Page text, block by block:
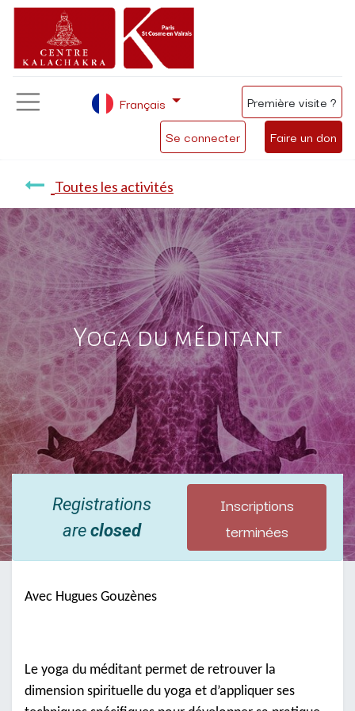
Se connecter Faire un don
Français Première visite ?
Toutes les activités
Yoga du méditant
Registrations
areclosed
Inscriptions
terminées
Avec Hugues Gouzènes
Le yoga du méditant permet de retrouver la
dimension spirituelle du yoga et d’appliquer ses